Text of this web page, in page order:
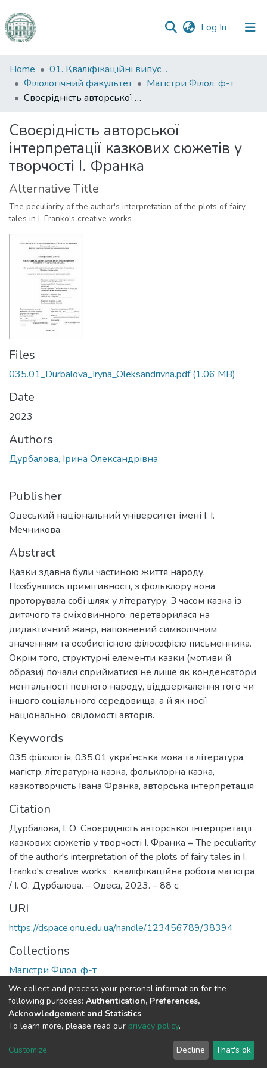
Log In (current)
Communities
&
Collections
Statistics
Home
01. Кваліфікаційні випускні роботи здобувачів вищої освіти
Філологічний факультет
Магістри Філол. ф-т
Своєрідність авторської інтерпретації казкових сюжетів у творчості І. Франка
Своєрідність авторської
інтерпретації казкових сюжетів у
творчості І. Франка
Alternative Title
The peculiarity of the author's interpretation of the plots of fairy
tales in I. Franko's creative works
Files
035.01_Durbalova_Iryna_Oleksandrivna.pdf(1.06 MB)
Date
2023
Authors
Дурбалова, Ірина Олександрівна
Publisher
Одеський національний університет імені І. І.
Мечникова
Abstract
Казки здавна були частиною життя народу.
Позбувшись примітивності, з фольклору вона
проторувала собі шлях у літературу. З часом казка із
дитячого та сміховинного, перетворилася на
дидактичний жанр, наповнений символічним
значенням та особистісною філософією письменника.
Окрім того, структурні елементи казки (мотиви й
образи) почали сприйматися не лише як конденсатори
ментальності певного народу, віддзеркалення того чи
іншого соціального середовища, а й як носії
національної свідомості авторів.
Keywords
035 філологія, 035.01 українська мова та література,
магістр, літературна казка, фольклорна казка,
казкотворчість Івана Франка, авторська інтерпретація
Citation
Дурбалова, І. О. Своєрідність авторської інтерпретації
казкових сюжетів у творчості І. Франка = The peculiarity
of the author's interpretation of the plots of fairy tales in I.
Franko's creative works : кваліфікаційна робота магістра
/ І. О. Дурбалова. – Одеса, 2023. – 88 с.
URI
https://dspace.onu.edu.ua/handle/123456789/38394
Collections
Магістри Філол. ф-т
Full item page
DSpace software copyright © 2009-2026
Cookie
End User
Agreement
Send
Feedback
We collect and process your personal information for the
following purposes: Authentication, Preferences,
Acknowledgement and Statistics.
To learn more, please read our privacy policy.
Customize Decline That's ok